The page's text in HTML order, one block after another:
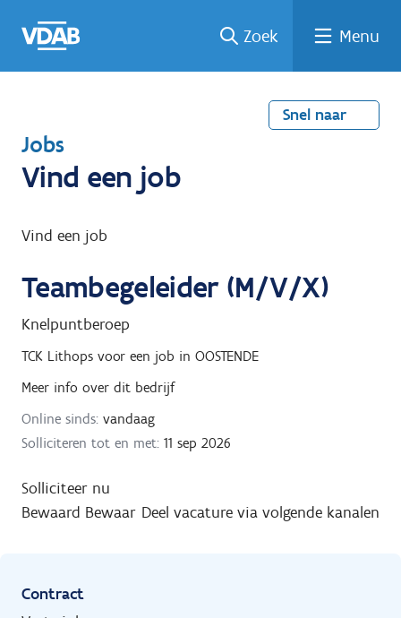
naar
een
een
job
naar
Zoek Menu
Snel naar
T
e
u
n
a
a
Jobs
Vind een job
Vind een job
Teambegeleider (M/V/X)
Knelpuntberoep
TCK Lithops voor een job in OOSTENDE
Meer info over dit bedrijf
Online sinds: vandaag
Solliciteren tot en met: 11 sep 2026
Solliciteer nu
Bewaard Bewaar Deel vacature via volgende kanalen
Contract